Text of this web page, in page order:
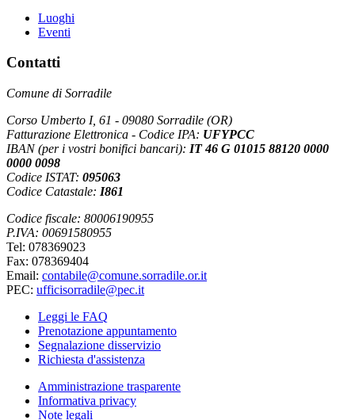
Luoghi
Eventi
Contatti
Comune di Sorradile
Corso Umberto I, 61 - 09080 Sorradile (OR)
Fatturazione Elettronica - Codice IPA: UFYPCC
IBAN (per i vostri bonifici bancari): IT 46 G 01015 88120 0000
0000 0098
Codice ISTAT: 095063
Codice Catastale: I861
Codice fiscale: 80006190955
P.IVA: 00691580955
Tel: 078369023
Fax: 078369404
Email: contabile@comune.sorradile.or.it
PEC: ufficisorradile@pec.it
Leggi le FAQ
Prenotazione appuntamento
Segnalazione disservizio
Richiesta d'assistenza
Amministrazione trasparente
Informativa privacy
Note legali